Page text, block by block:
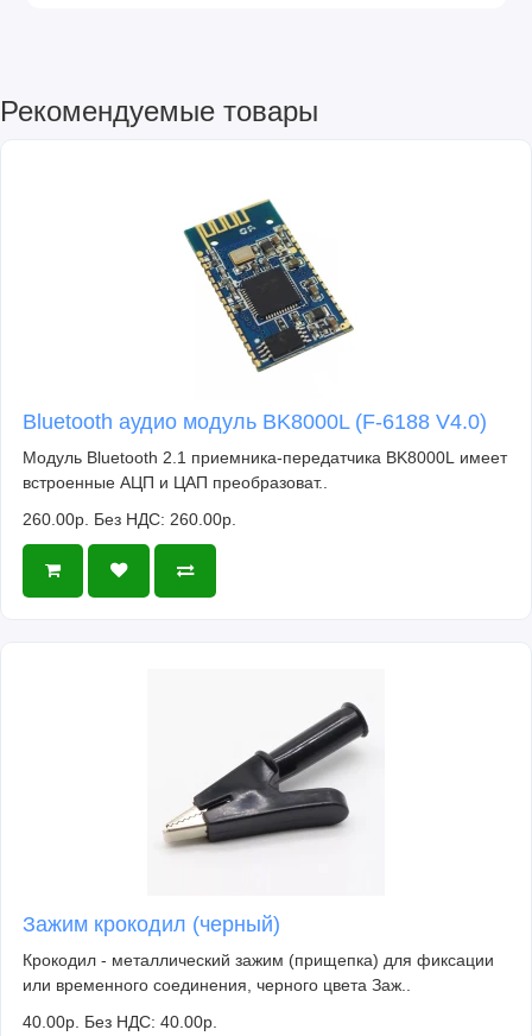
Рекомендуемые товары
Bluetooth аудио модуль BK8000L (F-6188 V4.0)
Модуль Bluetooth 2.1 приемника-передатчика BK8000L имеет
встроенные АЦП и ЦАП преобразоват..
260.00р. Без НДС: 260.00р.
Зажим крокодил (черный)
Крокодил - металлический зажим (прищепка) для фиксации
или временного соединения, черного цвета Заж..
40.00р. Без НДС: 40.00р.